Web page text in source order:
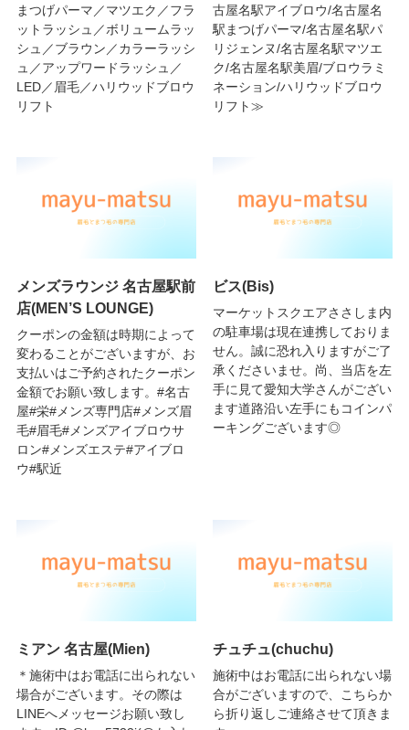
まつげパーマ／マツエク／フラ
ットラッシュ／ボリュームラッ
シュ／ブラウン／カラーラッシ
ュ／アップワードラッシュ／
LED／眉毛／ハリウッドブロウ
リフト
古屋名駅アイブロウ/名古屋名
駅まつげパーマ/名古屋名駅パ
リジェンヌ/名古屋名駅マツエ
ク/名古屋名駅美眉/ブロウラミ
ネーション/ハリウッドブロウ
リフト≫
メンズラウンジ 名古屋駅前
店(MEN’S LOUNGE)
クーポンの金額は時期によって
変わることがございますが、お
支払いはご予約されたクーポン
金額でお願い致します。#名古
屋#栄#メンズ専門店#メンズ眉
毛#眉毛#メンズアイブロウサ
ロン#メンズエステ#アイブロ
ウ#駅近
ビス(Bis)
マーケットスクエアささしま内
の駐車場は現在連携しておりま
せん。誠に恐れ入りますがご了
承くださいませ。尚、当店を左
手に見て愛知大学さんがござい
ます道路沿い左手にもコインパ
ーキングございます◎
ミアン 名古屋(Mien)
＊施術中はお電話に出られない
場合がございます。その際は
LINEへメッセージお願い致し
チュチュ(chuchu)
施術中はお電話に出られない場
合がございますので、こちらか
ら折り返しご連絡させて頂きま